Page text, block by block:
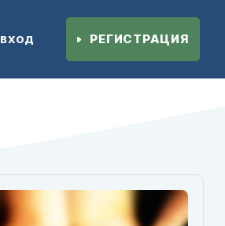
ВХОД РЕГИСТРАЦИЯ